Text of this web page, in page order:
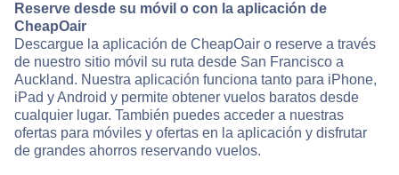
Reserve desde su móvil o con la aplicación de
CheapOair
Descargue la aplicación de CheapOair o reserve a través
de nuestro sitio móvil su ruta desde San Francisco a
Auckland. Nuestra aplicación funciona tanto para iPhone,
iPad y Android y permite obtener vuelos baratos desde
cualquier lugar. También puedes acceder a nuestras
ofertas para móviles y ofertas en la aplicación y disfrutar
de grandes ahorros reservando vuelos.